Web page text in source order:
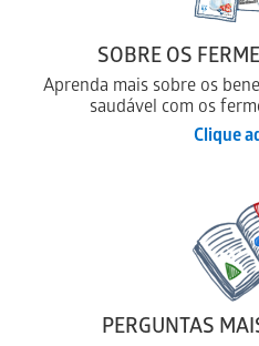
SOBRE OS
Aprenda mais sobre os
saudável com os
Clique
PERGUNTAS